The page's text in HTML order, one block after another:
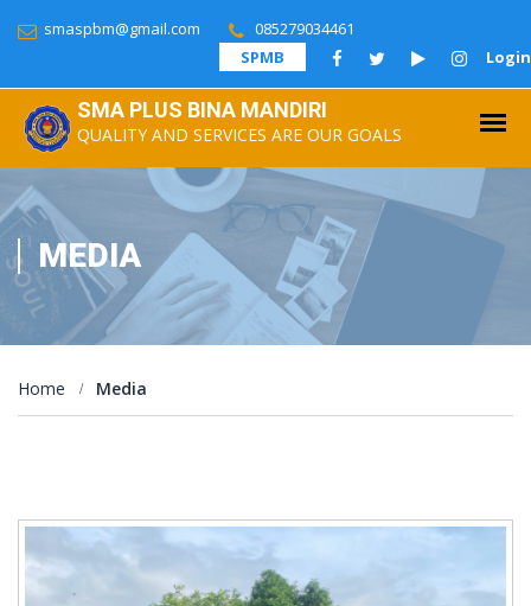
SMA PLUS BINA MANDIRI
QUALITY AND SERVICES ARE OUR GOALS
smaspbm@gmail.com
085279034461
SPMB
Login
MEDIA
Home Media